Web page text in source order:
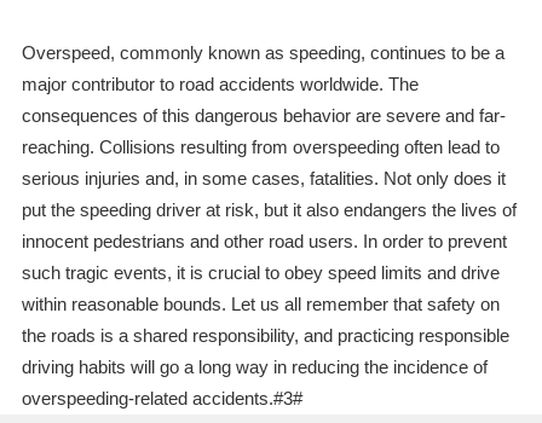
Overspeed, commonly known as speeding, continues to be a
major contributor to road accidents worldwide. The
consequences of this dangerous behavior are severe and far-
reaching. Collisions resulting from overspeeding often lead to
serious injuries and, in some cases, fatalities. Not only does it
put the speeding driver at risk, but it also endangers the lives of
innocent pedestrians and other road users. In order to prevent
such tragic events, it is crucial to obey speed limits and drive
within reasonable bounds. Let us all remember that safety on
the roads is a shared responsibility, and practicing responsible
driving habits will go a long way in reducing the incidence of
overspeeding-related accidents.#3#